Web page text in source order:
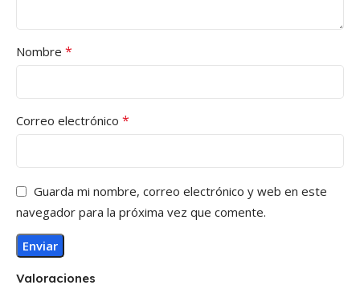
Valoraciones
Nombre *
Correo electrónico *
Guarda mi nombre, correo electrónico y web en este
navegador para la próxima vez que comente.